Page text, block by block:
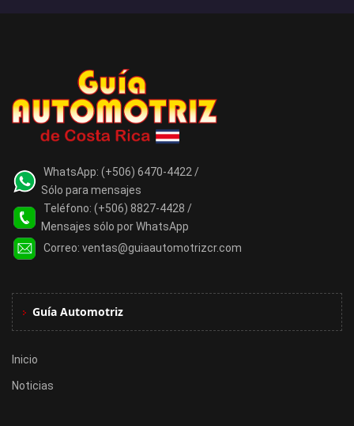
WhatsApp: (+506) 6470-4422 /
Sólo para mensajes
Teléfono: (+506) 8827-4428 /
Mensajes sólo por WhatsApp
Correo: ventas@guiaautomotrizcr.com
Guía Automotriz
Inicio
Noticias